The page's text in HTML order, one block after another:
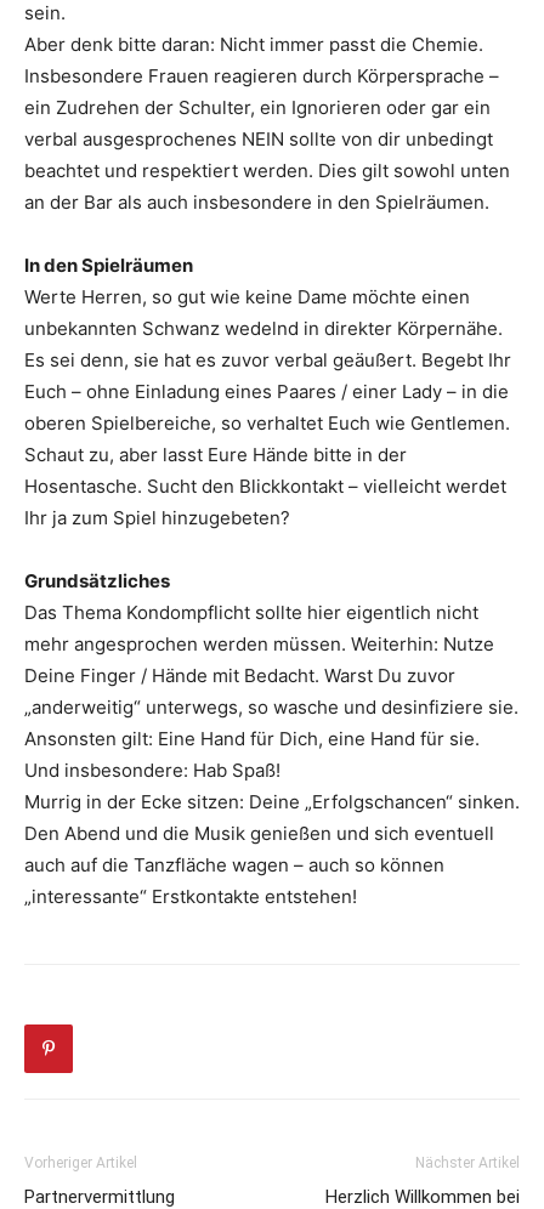
sein.
Aber denk bitte daran: Nicht immer passt die Chemie.
Insbesondere Frauen reagieren durch Körpersprache –
ein Zudrehen der Schulter, ein Ignorieren oder gar ein
verbal ausgesprochenes NEIN sollte von dir unbedingt
beachtet und respektiert werden. Dies gilt sowohl unten
an der Bar als auch insbesondere in den Spielräumen.
In den Spielräumen
Werte Herren, so gut wie keine Dame möchte einen
unbekannten Schwanz wedelnd in direkter Körpernähe.
Es sei denn, sie hat es zuvor verbal geäußert. Begebt Ihr
Euch – ohne Einladung eines Paares / einer Lady – in die
oberen Spielbereiche, so verhaltet Euch wie Gentlemen.
Schaut zu, aber lasst Eure Hände bitte in der
Hosentasche. Sucht den Blickkontakt – vielleicht werdet
Ihr ja zum Spiel hinzugebeten?
Grundsätzliches
Das Thema Kondompflicht sollte hier eigentlich nicht
mehr angesprochen werden müssen. Weiterhin: Nutze
Deine Finger / Hände mit Bedacht. Warst Du zuvor
„anderweitig“ unterwegs, so wasche und desinfiziere sie.
Ansonsten gilt: Eine Hand für Dich, eine Hand für sie.
Und insbesondere: Hab Spaß!
Murrig in der Ecke sitzen: Deine „Erfolgschancen“ sinken.
Den Abend und die Musik genießen und sich eventuell
auch auf die Tanzfläche wagen – auch so können
„interessante“ Erstkontakte entstehen!
Vorheriger Artikel
Partnervermittlung
Nächster Artikel
Herzlich Willkommen bei